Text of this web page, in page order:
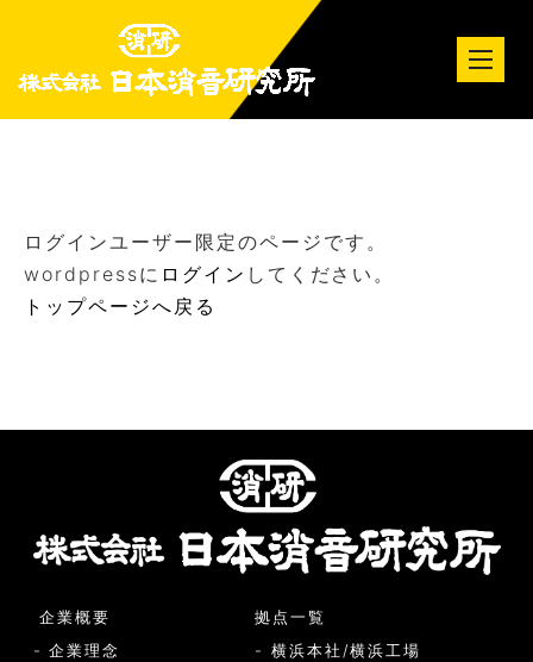
ログインユーザー限定のページです。
wordpressに ログイン してください。
トップページへ戻る
企業概要
- 企業理念
拠点一覧
- 横浜本社/横浜工場